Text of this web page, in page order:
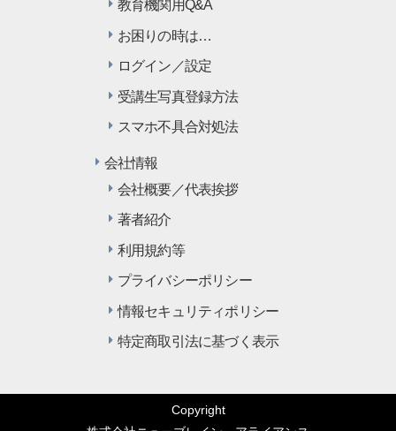
教育機関用Q&A
お困りの時は…
ログイン／設定
受講生写真登録方法
スマホ不具合対処法
会社情報
会社概要／代表挨拶
著者紹介
利用規約等
プライバシーポリシー
情報セキュリティポリシー
特定商取引法に基づく表示
Copyright